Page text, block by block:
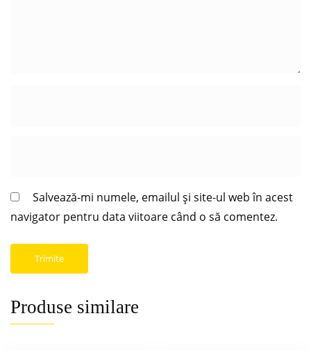
Salvează-mi numele, emailul și site-ul web în acest
navigator pentru data viitoare când o să comentez.
Produse similare